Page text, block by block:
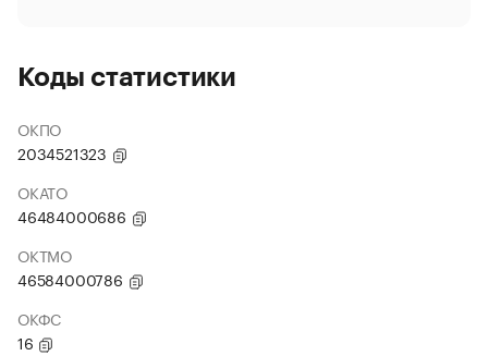
Коды статистики
ОКПО
2034521323
ОКАТО
46484000686
ОКТМО
46584000786
ОКФС
16